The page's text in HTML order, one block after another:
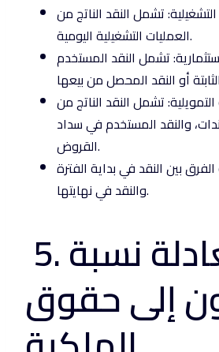
تشمل النقد الناتج من
العمليات التشغيلية اليومية.
تشمل النقد المستخدم
تشمل النقد الناتج من
والنقد المستخدم في سداد
القروض.
بين النقد في بداية الفترة
والنقد في نهايتها.
5. معادلة نسبة
إلى حقوق